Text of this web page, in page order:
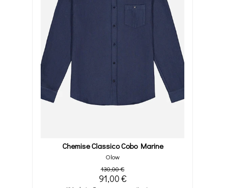
Chemise Classico Cobo Marine
Olow
130,00 €
91,00 €